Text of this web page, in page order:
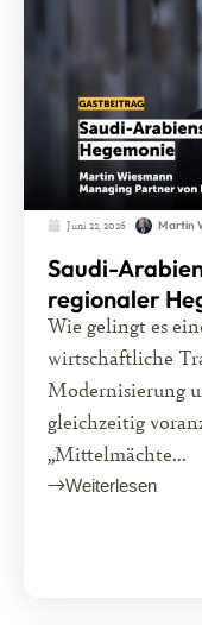
Juni 22, 2026 Martin
Saudi-
regionaler
Wie gelingt es
wirtschaftliche
Modernisierung
gleichzeitig
„Mittelmächte...
Weiterlesen